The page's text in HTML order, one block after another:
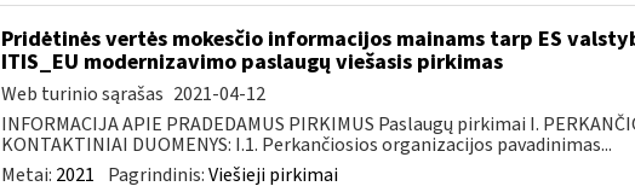
Pridėtinės vertės mokesčio informacijos mainams tarp ES
ITIS_EU modernizavimo paslaugų viešasis pirkimas
Web turinio sąrašas 2021-04-12
INFORMACIJA APIE PRADEDAMUS PIRKIMUS Paslaugų pirkimai I.
KONTAKTINIAI DUOMENYS: I.1. Perkančiosios organizacijos pavadinimas...
Metai: 2021 Pagrindinis:Viešieji pirkimai